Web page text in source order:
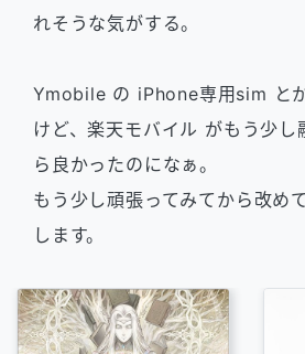
れそうな気がする。
Ymobile の iPhone専用sim と
けど、楽天モバイル がもう少
ら良かったのになぁ。
もう少し頑張ってみてから改め
します。